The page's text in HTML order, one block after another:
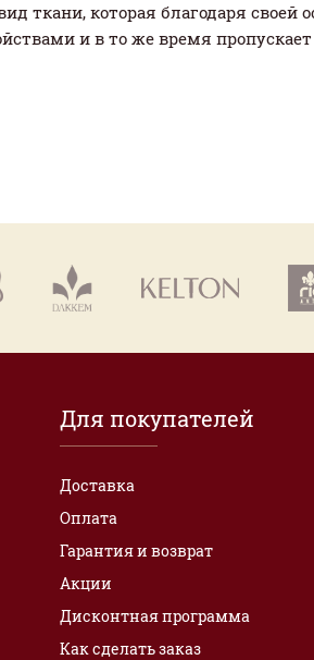
ткани, которая благодаря
и в то же время пропускает
Для покупателей
Доставка
Оплата
Гарантия и возврат
Акции
Дисконтная программа
Как сделать заказ